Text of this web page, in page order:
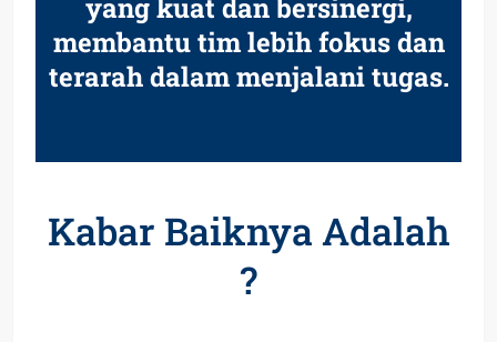
yang kuat dan bersinergi,
membantu tim lebih fokus dan
terarah dalam menjalani tugas.
Kabar Baiknya Adalah
?